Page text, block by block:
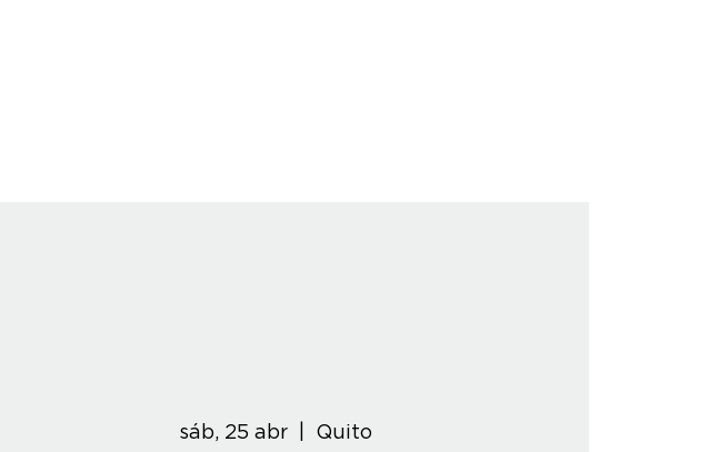
sáb, 25 abr
  |
Quito